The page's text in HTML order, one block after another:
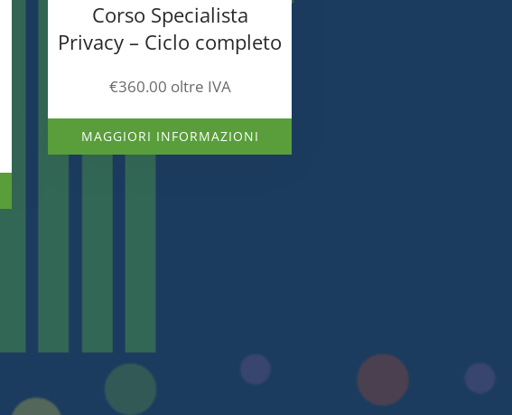
Corso Specialista
Privacy – Ciclo completo
€360.00 oltre IVA
MAGGIORI INFORMAZIONI